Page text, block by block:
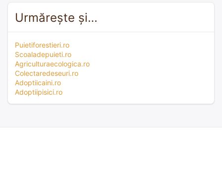
Urmărește și…
Puietiforestieri.ro
Scoaladepuieti.ro
Agriculturaecologica.ro
Colectaredeseuri.ro
Adoptiicaini.ro
Adoptiipisici.ro